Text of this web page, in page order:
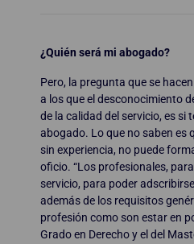
¿Quién será mi abogado?
Pero, la pregunta que se
a los que el desconocimiento
de la calidad del servicio, es si
abogado. Lo que no saben es
sin experiencia, no puede
oficio. “Los profesionales,
servicio, para poder
además de los requisitos
profesión como son estar en
Grado en Derecho y el del